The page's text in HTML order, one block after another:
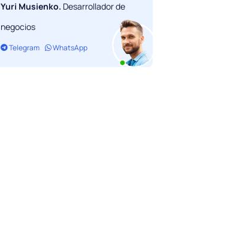
Yuri Musienko. Desarrollador de
negocios
Telegram WhatsApp